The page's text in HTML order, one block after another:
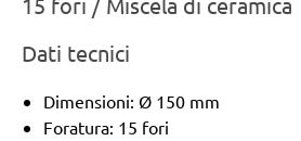
Dati tecnici
Dimensioni: Ø 150 mm
Foratura: 15 fori